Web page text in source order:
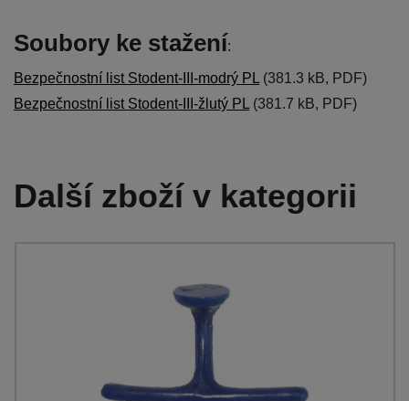
Soubory ke stažení:
Bezpečnostní list Stodent-III-modrý PL (381.3 kB, PDF)
Bezpečnostní list Stodent-III-žlutý PL (381.7 kB, PDF)
Další zboží v kategorii